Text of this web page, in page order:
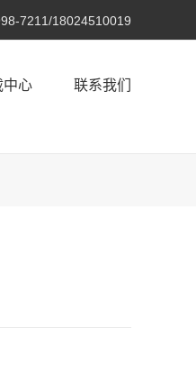
7211/18024510019
中心 联系我们